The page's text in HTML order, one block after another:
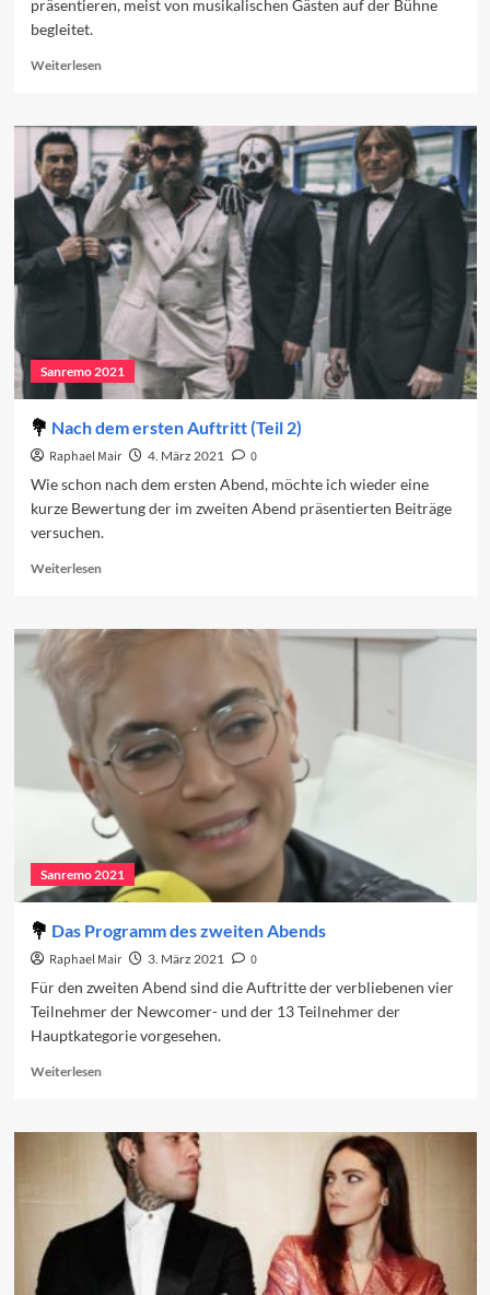
präsentieren, meist von musikalischen Gästen auf der Bühne
begleitet.
WeiterlesenRead
Das
Programm
des
dritten
Abends
Sanremo 2021
Nach dem ersten Auftritt (Teil 2)
Raphael Mair 4. März 2021
0
Wie schon nach dem ersten Abend, möchte ich wieder eine
kurze Bewertung der im zweiten Abend präsentierten Beiträge
versuchen.
WeiterlesenRead
Nach
Auftritt
2)
Sanremo 2021
Das Programm des zweiten Abends
Raphael Mair 3. März 2021
0
Für den zweiten Abend sind die Auftritte der verbliebenen vier
Teilnehmer der Newcomer- und der 13 Teilnehmer der
Hauptkategorie vorgesehen.
WeiterlesenRead
Das
Programm
des
zweiten
Abends